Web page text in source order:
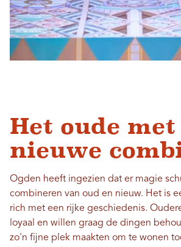
Het oude
nieuwe
Ogden heeft ingezien dat er magie
combineren van oud en nieuw. Het is
rich met een rijke geschiedenis.
loyaal en willen graag de dingen
zo'n fijne plek maakten om te wonen